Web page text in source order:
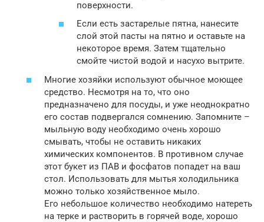
поверхности.
Если есть застарелые пятна, нанесите
слой этой пасты на пятно и оставьте на
некоторое время. Затем тщательно
смойте чистой водой и насухо вытрите.
Многие хозяйки используют обычное моющее
средство. Несмотря на то, что оно
предназначено для посуды, и уже неоднократно
его состав подвергался сомнению. Запомните –
мыльную воду необходимо очень хорошо
смывать, чтобы не оставить никаких
химических компонентов. В противном случае
этот букет из ПАВ и фосфатов попадет на ваш
стол. Использовать для мытья холодильника
можно только хозяйственное мыло.
Его небольшое количество необходимо натереть
на терке и растворить в горячей воде, хорошо